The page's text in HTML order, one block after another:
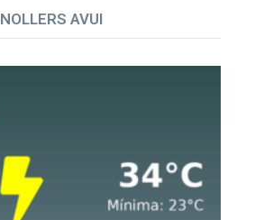
AVUI